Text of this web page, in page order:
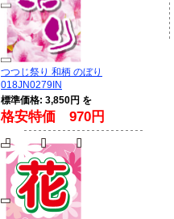
つつじ祭り 和柄 のぼり
018JN0279IN
標準価格: 3,850円 を
格安特価 970円